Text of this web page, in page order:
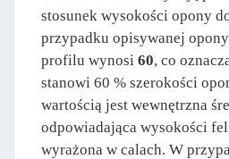
stosunek wysokości opony
przypadku opisywanej opony
profilu wynosi 60, co
stanowi 60 % szerokości
wartością jest wewnętrzna
odpowiadająca wysokości
wyrażona w calach. W